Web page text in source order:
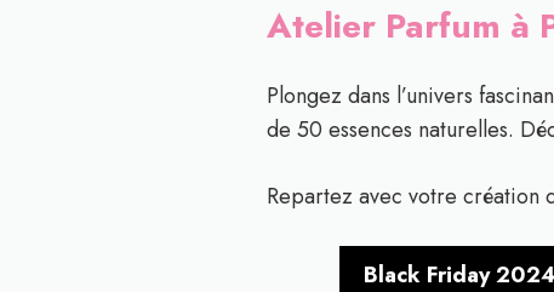
Atelier Parfum à
Plongez dans l’univers
de 50 essences naturelles.
Repartez avec votre création
Black Friday